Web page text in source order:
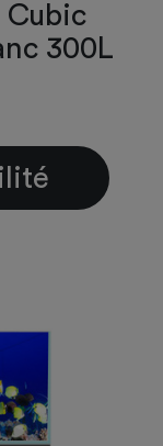
Cubic
300L